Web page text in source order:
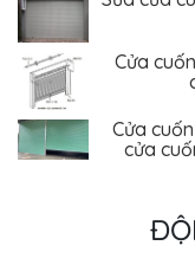
Cửa
Cửa
cửa